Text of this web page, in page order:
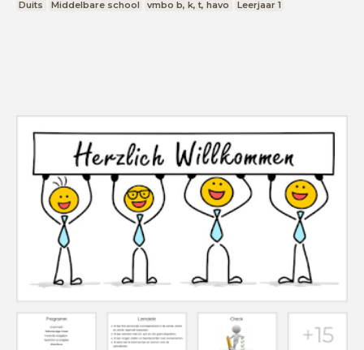
Duits Middelbare school vmbo b, k, t, havo Leerjaar 1